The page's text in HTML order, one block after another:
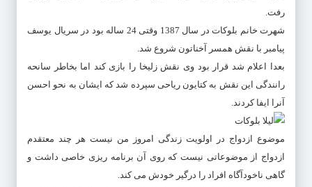
رفت.
شهرت خانم بلوکات در سال 1387 وقتی 24 ساله بود در سریال یوسف
پیامبر با نقش همسر آخناتون شروع شد.
بعدا اعلام شد قرار بود وی نقش زلیخا را بازی کند اما بخاطر سانحه
رانندگی این نقش به کتایون ریاحی سپرده شد که ایشان به نحو احسن
آنرا ایفا کردند.
موضوع ازدواج در اولویت زندگی امروز من نیست هر چند معتقدم
ازدواج از موضوعاتی نیست که روی آن برنامه ریزی خاصی داشت و
گاهی ناخودآگاه افراد را درگیر خودش می کند.